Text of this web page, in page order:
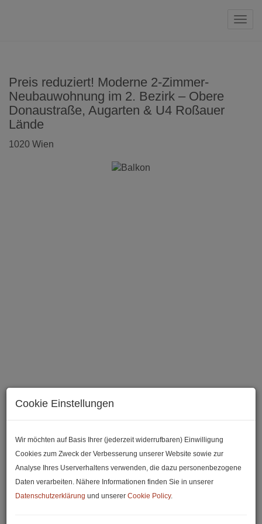
Preis reduziert! Moderne 2-Zimmer-
Neubauwohnung im 2. Bezirk – Obere
Donaustraße, Augarten & U4 Roßauer
Lände
1020 Wien
Beschreibung
Cookie Einstellungen
Wir möchten auf Basis Ihrer (jederzeit widerrufbaren) Einwilligung
Cookies zum Zweck der Verbesserung unserer Website sowie zur
Analyse Ihres Userverhaltens verwenden, die dazu personenbezogene
Daten verarbeiten. Nähere Informationen finden Sie in unserer
Datenschutzerklärung und unserer Cookie Policy.